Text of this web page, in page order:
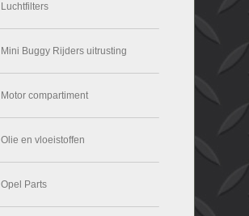
Luchtfilters
Mini Buggy Rijders uitrusting
Motor compartiment
Olie en vloeistoffen
Opel Parts